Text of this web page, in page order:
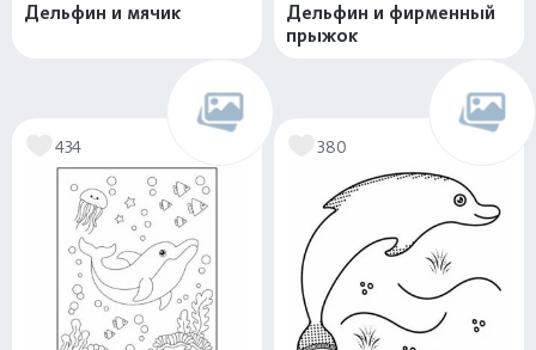
Дельфин и мячик
Дельфин и фирменный
прыжок
434 380